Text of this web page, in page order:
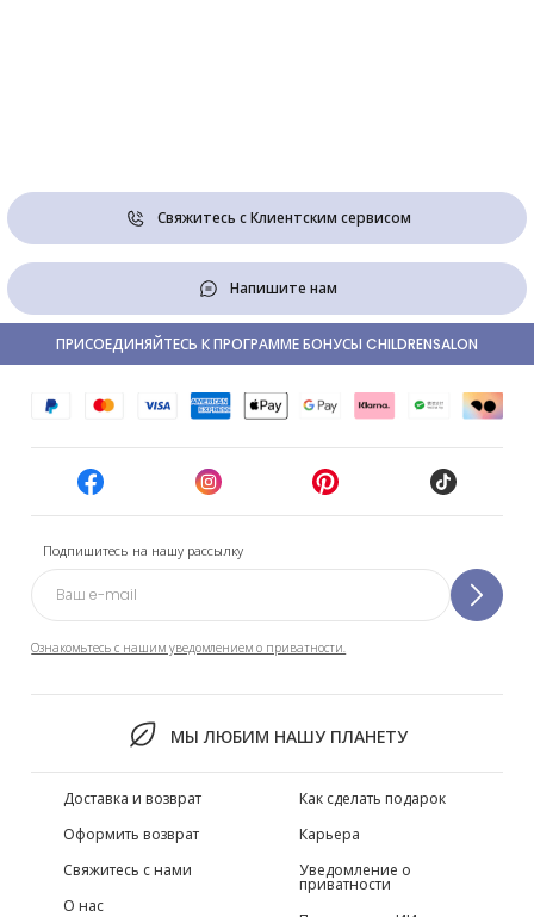
Свяжитесь с Клиентским сервисом
Напишите нам
Подпишитесь на нашу рассылку
Ознакомьтесь с нашим уведомлением о приватности.
МЫ ЛЮБИМ НАШУ ПЛАНЕТУ
ПРИСОЕДИНЯЙТЕСЬ К ПРОГРАММЕ БОНУСЫ CHILDRENSALON
Доставка и возврат
Оформить возврат
Свяжитесь с нами
О нас
Как сделать подарок
Карьера
Уведомление о
приватности